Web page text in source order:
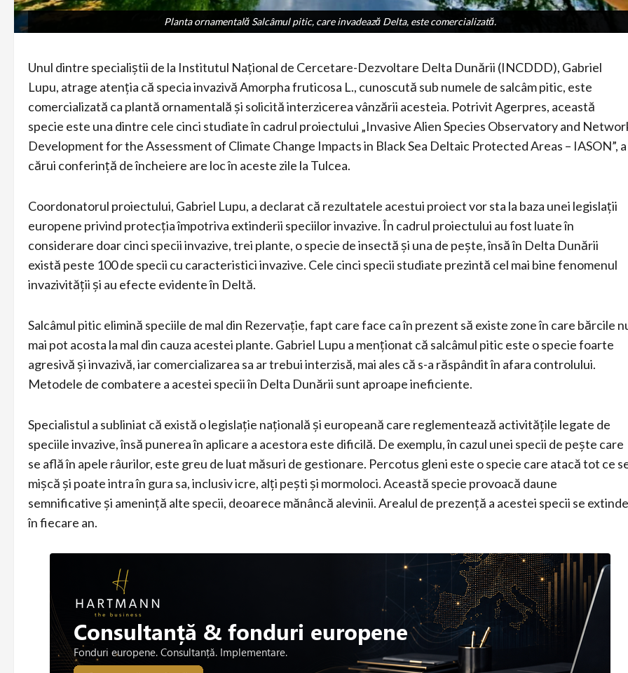
Planta ornamentală Salcâmul pitic, care invadează Delta, este comercializată.
Planta ornamentală Salcâmul pitic, care invadează Delta, este comercializată.
Unul dintre specialiștii de la Institutul Național de Cercetare-Dezvoltare Delta Dunării (INCDDD), Gabriel
Lupu, atrage atenția că specia invazivă Amorpha fruticosa L., cunoscută sub numele de salcâm pitic, este
comercializată ca plantă ornamentală și solicită interzicerea vânzării acesteia. Potrivit Agerpres, această
specie este una dintre cele cinci studiate în cadrul proiectului „Invasive Alien Species Observatory and
Development for the Assessment of Climate Change Impacts in Black Sea Deltaic Protected Areas – IASON”, a
cărui conferință de încheiere are loc în aceste zile la Tulcea.
Coordonatorul proiectului, Gabriel Lupu, a declarat că rezultatele acestui proiect vor sta la baza unei legislații
europene privind protecția împotriva extinderii speciilor invazive. În cadrul proiectului au fost luate în
considerare doar cinci specii invazive, trei plante, o specie de insectă și una de pește, însă în Delta Dunării
există peste 100 de specii cu caracteristici invazive. Cele cinci specii studiate prezintă cel mai bine fenomenul
invazivității și au efecte evidente în Deltă.
Salcâmul pitic elimină speciile de mal din Rezervație, fapt care face ca în prezent să existe zone în care bărcile
mai pot acosta la mal din cauza acestei plante. Gabriel Lupu a menționat că salcâmul pitic este o specie foarte
agresivă și invazivă, iar comercializarea sa ar trebui interzisă, mai ales că s-a răspândit în afara controlului.
Metodele de combatere a acestei specii în Delta Dunării sunt aproape ineficiente.
Specialistul a subliniat că există o legislație națională și europeană care reglementează activitățile legate de
speciile invazive, însă punerea în aplicare a acestora este dificilă. De exemplu, în cazul unei specii de pește care
se află în apele râurilor, este greu de luat măsuri de gestionare. Percotus gleni este o specie care atacă tot ce
mișcă și poate intra în gura sa, inclusiv icre, alți pești și mormoloci. Această specie provoacă daune
semnificative și amenință alte specii, deoarece mănâncă alevinii. Arealul de prezență a acestei specii se extinde
în fiecare an.